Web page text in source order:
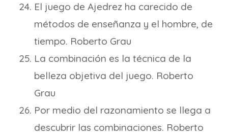
El juego de Ajedrez ha carecido de
métodos de enseñanza y el hombre, de
tiempo. Roberto Grau
La combinación es la técnica de la
belleza objetiva del juego. Roberto
Grau
Por medio del razonamiento se llega a
descubrir las combinaciones. Roberto